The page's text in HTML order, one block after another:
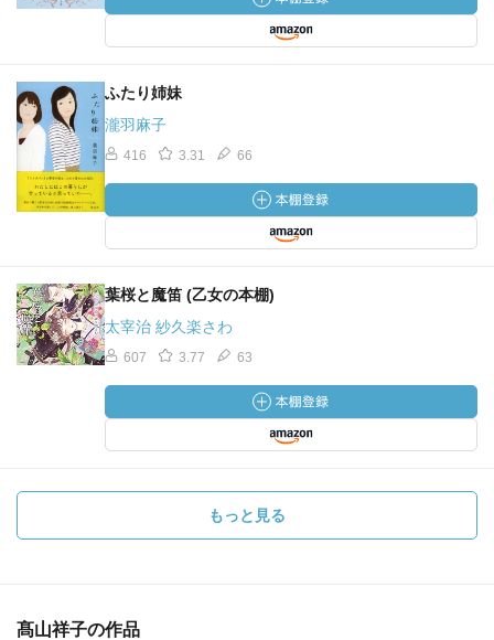
ふたり姉妹
瀧羽麻子
416 3.31 66
葉桜と魔笛 (乙女の本棚)
太宰治 紗久楽さわ
607 3.77 63
もっと見る
髙山祥子の作品